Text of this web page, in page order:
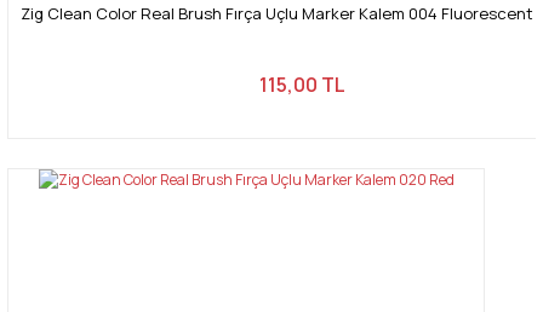
Zig Clean Color Real Brush Fırça Uçlu Marker Kalem 004 Fluorescent
115,00 TL